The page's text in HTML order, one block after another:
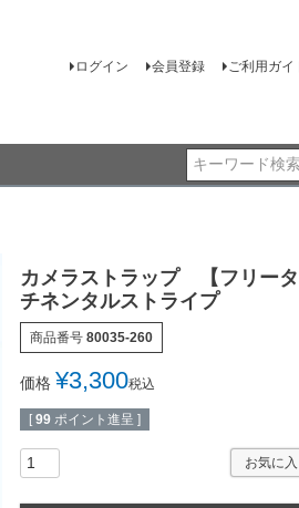
ログイン 会員登録 ご利用ガイ
カメラストラップ 【フリー
チネンタルストライプ
商品番号 80035-260
価格 ¥3,300税込
[ 99 ポイント進呈 ]
お気に